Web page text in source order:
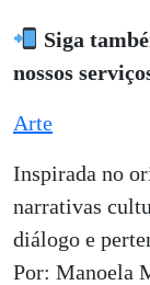
Siga
nossos
Arte
Inspirada no
narrativas
diálogo e
Por: Manoela